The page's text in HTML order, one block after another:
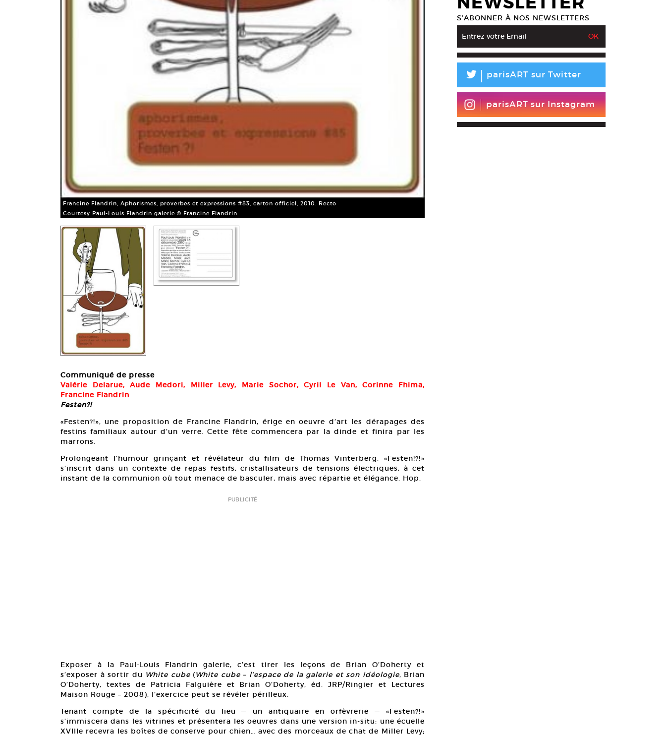
Francine Flandrin, Aphorismes, proverbes et expressions #83, carton officiel, 2010. Recto
Courtesy Paul-Louis Flandrin galerie © Francine Flandrin
Communiqué de presse
Valérie Delarue, Aude Medori, Miller Levy, Marie Sochor, Cyril Le Van, Corinne Fhima,
Francine Flandrin
Festen?!
«Festen?!», une proposition de Francine Flandrin, érige en oeuvre d’art les dérapages des
festins familiaux autour d’un verre. Cette fête commencera par la dinde et finira par les
marrons.
Prolongeant l’humour grinçant et révélateur du film de Thomas Vinterberg, «Festen!?!»
s’inscrit dans un contexte de repas festifs, cristallisateurs de tensions électriques, à cet
instant de la communion où tout menace de basculer, mais avec répartie et élégance. Hop.
PUBLICITÉ
Exposer à la Paul-Louis Flandrin galerie, c’est tirer les leçons de Brian O’Doherty et
s’exposer à sortir du White cube(White cube – l’espace de la galerie et son idéologie, Brian
O’Doherty, textes de Patricia Falguière et Brian O’Doherty, éd. JRP/Ringier et Lectures
Maison Rouge – 2008), l’exercice peut se révéler périlleux.
Tenant compte de la spécificité du lieu — un antiquaire en orfèvrerie — «Festen?!»
s’immiscera dans les vitrines et présentera les oeuvres dans une version in-situ: une écuelle
XVIIIe recevra les boîtes de conserve pour chien… avec des morceaux de chat de Miller Levy;
S’ABONNER À NOS NEWSLETTERS
L parisART sur Twitter
parisART sur Instagram